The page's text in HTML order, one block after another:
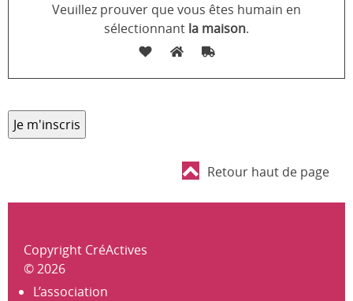
Veuillez prouver que vous êtes humain en
sélectionnant la maison.
Retour haut de page
Copyright CréActives
© 2026
L’association